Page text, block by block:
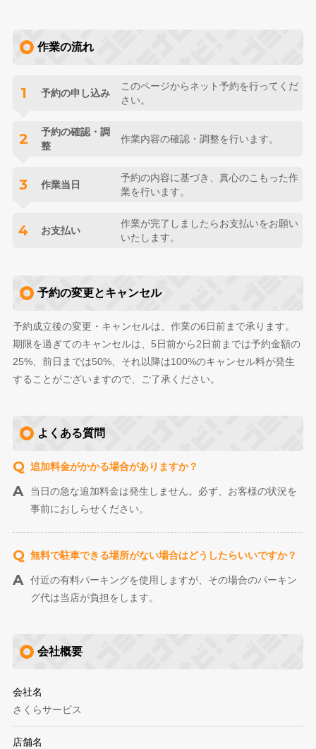
作業の流れ
1 予約の申し込み
このページからネット予約を行ってくだ
さい。
2
予約の確認・調
整
作業内容の確認・調整を行います。
3 作業当日
予約の内容に基づき、真心のこもった作
業を行います。
4 お支払い
作業が完了しましたらお支払いをお願い
いたします。
予約の変更とキャンセル
予約成立後の変更・キャンセルは、作業の6日前まで承ります。
期限を過ぎてのキャンセルは、5日前から2日前までは予約金額の
25%、前日までは50%、それ以降は100%のキャンセル料が発生
することがございますので、ご了承ください。
よくある質問
追加料金がかかる場合がありますか？
当日の急な追加料金は発生しません。必ず、お客様の状況を
事前におしらせください。
無料で駐車できる場所がない場合はどうしたらいいですか？
付近の有料パーキングを使用しますが、その場合のパーキン
グ代は当店が負担をします。
会社概要
会社名
さくらサービス
店舗名